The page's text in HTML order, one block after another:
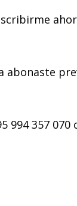
abonaste
357